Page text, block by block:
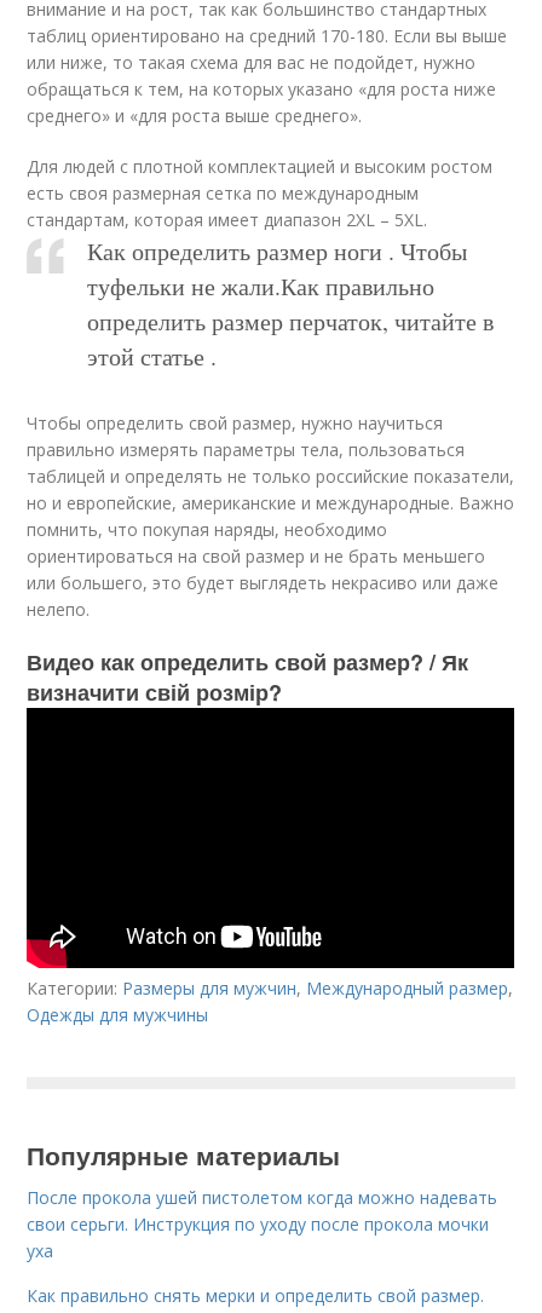
внимание и на рост, так как большинство стандартных
таблиц ориентировано на средний 170-180. Если вы выше
или ниже, то такая схема для вас не подойдет, нужно
обращаться к тем, на которых указано «для роста ниже
среднего» и «для роста выше среднего».
Для людей с плотной комплектацией и высоким ростом
есть своя размерная сетка по международным
стандартам, которая имеет диапазон 2XL – 5XL.
Как определить размер ноги . Чтобы
туфельки не жали.Как правильно
определить размер перчаток, читайте в
этой статье .
Чтобы определить свой размер, нужно научиться
правильно измерять параметры тела, пользоваться
таблицей и определять не только российские показатели,
но и европейские, американские и международные. Важно
помнить, что покупая наряды, необходимо
ориентироваться на свой размер и не брать меньшего
или большего, это будет выглядеть некрасиво или даже
нелепо.
Видео как определить свой размер? / Як
визначити свій розмір?
Категории: Размеры для мужчин, Международный размер,
Одежды для мужчины
Популярные материалы
После прокола ушей пистолетом когда можно надевать
свои серьги. Инструкция по уходу после прокола мочки
уха
Как правильно снять мерки и определить свой размер.